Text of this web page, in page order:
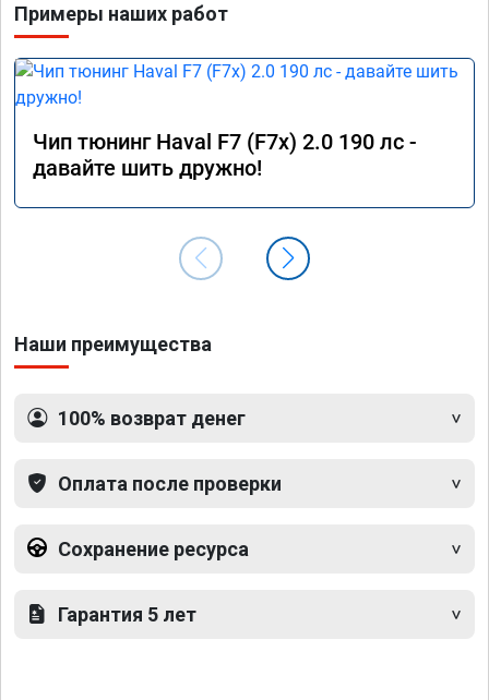
Примеры наших работ
Чип тюнинг Haval F7 (F7x) 2.0 190 лс -
давайте шить дружно!
Наши преимущества
100% возврат денег
Оплата после проверки
Сохранение ресурса
Гарантия 5 лет